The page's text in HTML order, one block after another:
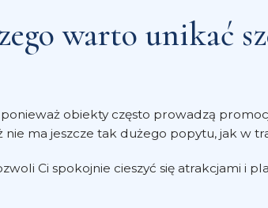
warto unikać
obiekty często prowadzą
ma jeszcze tak dużego popytu, jak w
Ci spokojnie cieszyć się atrakcjami i